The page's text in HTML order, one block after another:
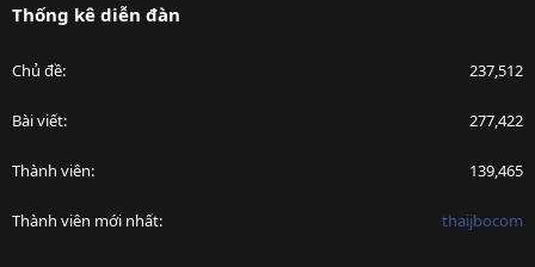
Thống kê diễn đàn
Chủ đề 237,512
Bài viết 277,422
Thành viên 139,465
Thành viên mới nhất thaijbocom